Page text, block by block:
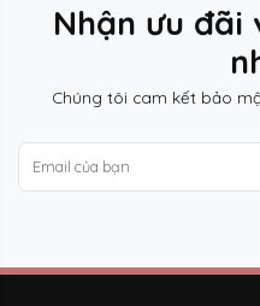
Nhận ưu đãi
Chúng tôi cam kết bảo